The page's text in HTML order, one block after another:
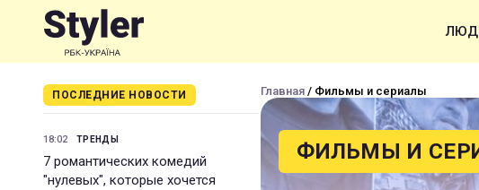
ПОСЛЕДНИЕ НОВОСТИ
18:02 ТРЕНДЫ
7 романтических комедий
"нулевых", которые хочется
Главная / Фильмы и сериалы
ФИЛЬМЫ И